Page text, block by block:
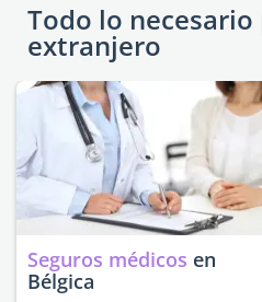
Todo lo
extranjero
Seguros médicos en
Bélgica